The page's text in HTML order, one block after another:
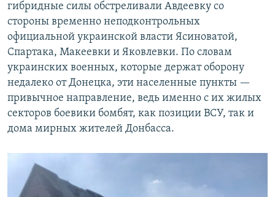
гибридные силы обстреливали Авдеевку со
стороны временно неподконтрольных
официальной украинской власти Ясиноватой,
Спартака, Макеевки и Яковлевки. По словам
украинских военных, которые держат оборону
недалеко от Донецка, эти населенные пункты —
привычное направление, ведь именно с их жилых
секторов боевики бомбят, как позиции ВСУ, так и
дома мирных жителей Донбасса.